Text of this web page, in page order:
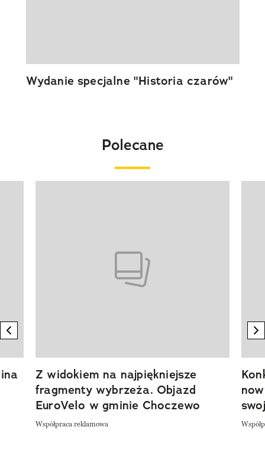
Wydanie specjalne "Historia czarów"
Polecane
previous element
Z widokiem na najpiękniejsze
fragmenty wybrzeża. Objazd
EuroVelo w gminie Choczewo
Współpraca reklamowa